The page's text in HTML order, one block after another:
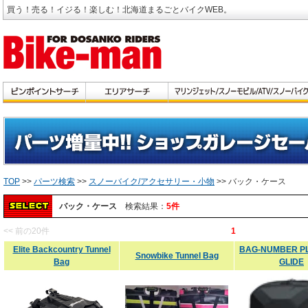
買う！売る！イジる！楽しむ！北海道まるごとバイクWEB。
TOP >> パーツ検索 >> スノーバイク/アクセサリー・小物 >> バック・ケース
バック・ケース 検索結果： 5件
<< 前の20件
1
Elite Backcountry Tunnel
Bag
Snowbike Tunnel Bag
BAG-NUMBER
GLIDE